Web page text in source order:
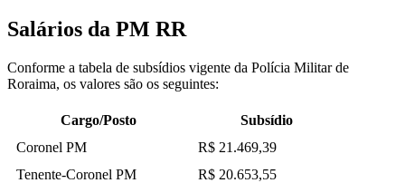
Salários da PM RR
Conforme a tabela de subsídios vigente da Polícia Militar de
Roraima, os valores são os seguintes:
Cargo/Posto
Subsídio
Coronel PM
R$ 21.469,39
Tenente-Coronel PM
R$ 20.653,55